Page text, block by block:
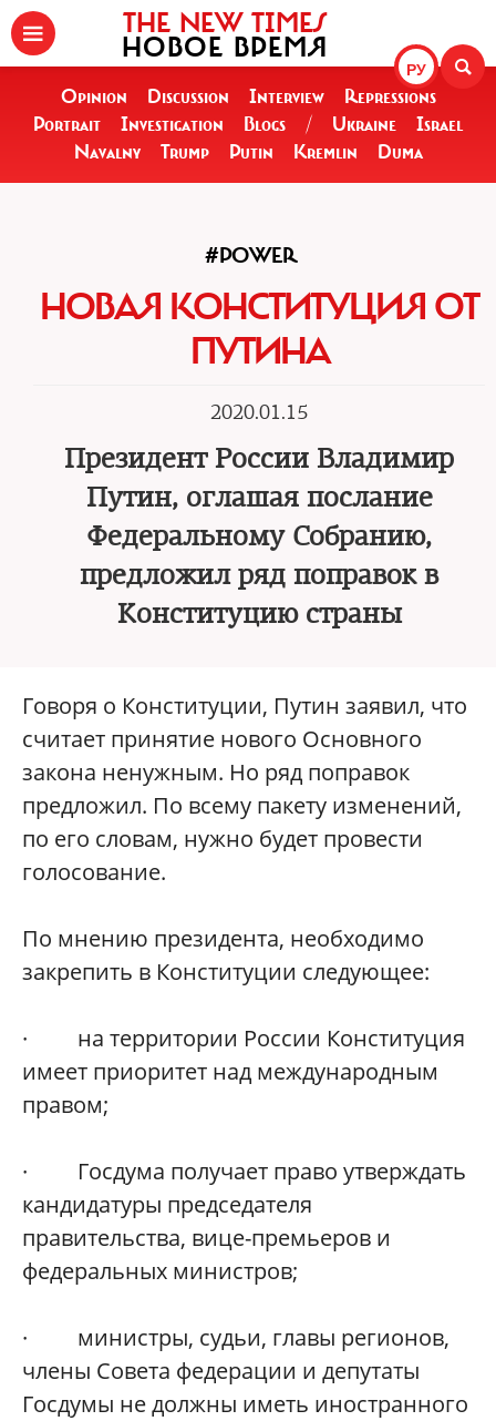
РУ
THE NEW TIMES
НОВОЕ ВРЕМЯ
Opinion Discussion Interview
Repressions
Portrait
Investigation Blogs / Ukraine
Israel
Navalny
Trump Putin Kremlin Duma
#POWER
НОВАЯ КОНСТИТУЦИЯ ОТ
ПУТИНА
2020.01.15
Президент России Владимир
Путин, оглашая послание
Федеральному Собранию,
предложил ряд поправок в
Конституцию страны
Говоря о Конституции, Путин заявил, что
считает принятие нового Основного
закона ненужным. Но ряд поправок
предложил. По всему пакету изменений,
по его словам, нужно будет провести
голосование.
По мнению президента, необходимо
закрепить в Конституции следующее:
· на территории России Конституция
имеет приоритет над международным
правом;
· Госдума получает право утверждать
кандидатуры председателя
правительства, вице-премьеров и
федеральных министров;
· министры, судьи, главы регионов,
члены Совета федерации и депутаты
Госдумы не должны иметь иностранного